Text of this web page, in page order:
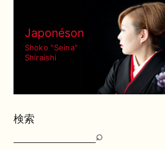
Japonéson
Shoko "Seina"
Shiraishi
検索
検
⌕